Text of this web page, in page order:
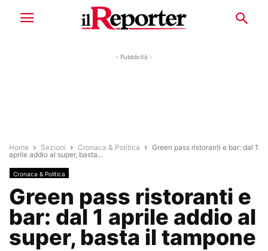
- Pubblicità -
Home Sezioni Cronaca & Politica
Green pass ristoranti e bar: dal 1
aprile addio al super, basta...
Cronaca & Politica
Green pass ristoranti e
bar: dal 1 aprile addio al
super, basta il tampone